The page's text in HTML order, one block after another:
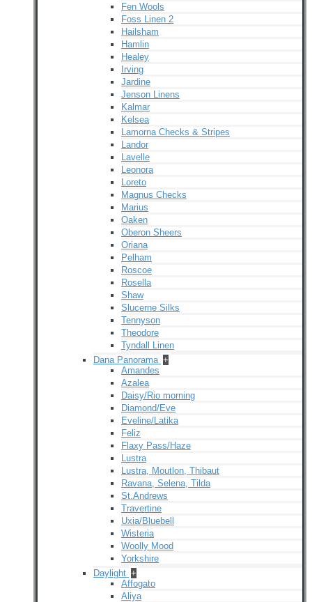
Fen Wools
Foss Linen 2
Hailsham
Hamlin
Healey
Irving
Jardine
Jenson Linens
Kalmar
Kelsea
Lamorna Checks & Stripes
Landor
Lavelle
Leonora
Loreto
Magnus Checks
Marius
Oaken
Oberon Sheers
Oriana
Pelham
Roscoe
Rosella
Shaw
Slucerne Silks
Tennyson
Theodore
Tyndall Linen
Dana Panorama +
Amandes
Azalea
Daisy/Rio morning
Diamond/Eve
Eveline/Latika
Feliz
Flaxy Pass/Haze
Lustra
Lustra, Moutlon, Thibaut
Ravana, Selena, Tilda
St.Andrews
Travertine
Uxia/Bluebell
Wisteria
Woolly Mood
Yorkshire
Daylight +
Affogato
Aliya